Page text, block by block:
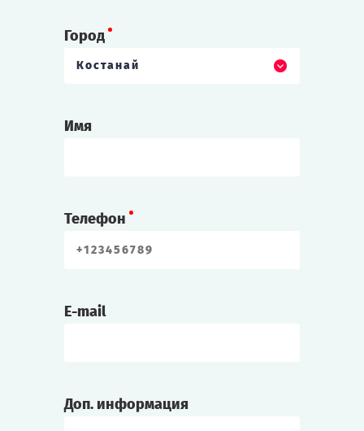
Город
Костанай
Имя
Телефон
E-mail
Доп. информация